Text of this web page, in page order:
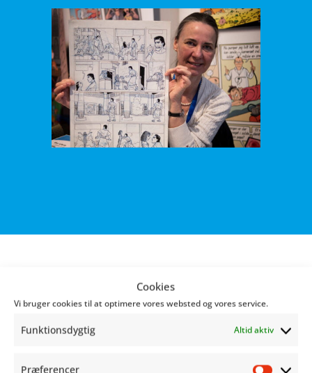
Cookies
Vi bruger cookies til at optimere vores websted og vores service.
Funktionsdygtig Altid aktiv
Præferencer
Den prisbelønnet tegneserieskaber og
Nofretbesøger årets festival. Du kan opleve